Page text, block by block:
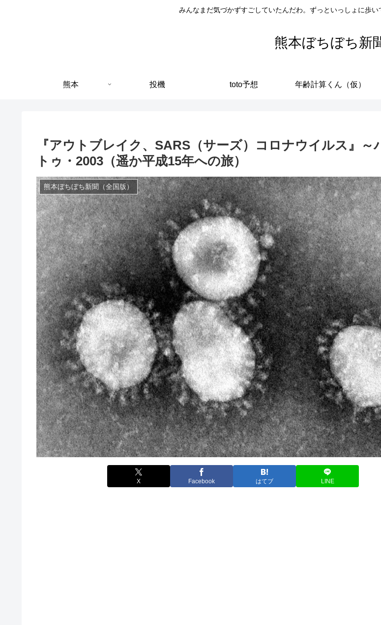
みんなまだ気づかずすごしていたんだわ。ずっといっしょに歩い
熊本ぼちぼち新
熊本 投機 toto予想 年齢計算くん（仮）
『アウトブレイク、SARS（サーズ）コロナウイルス』～
トゥ・2003（遥か平成15年への旅）
熊本ぼちぼち新聞（全国版）
X Facebook はてブ LINE